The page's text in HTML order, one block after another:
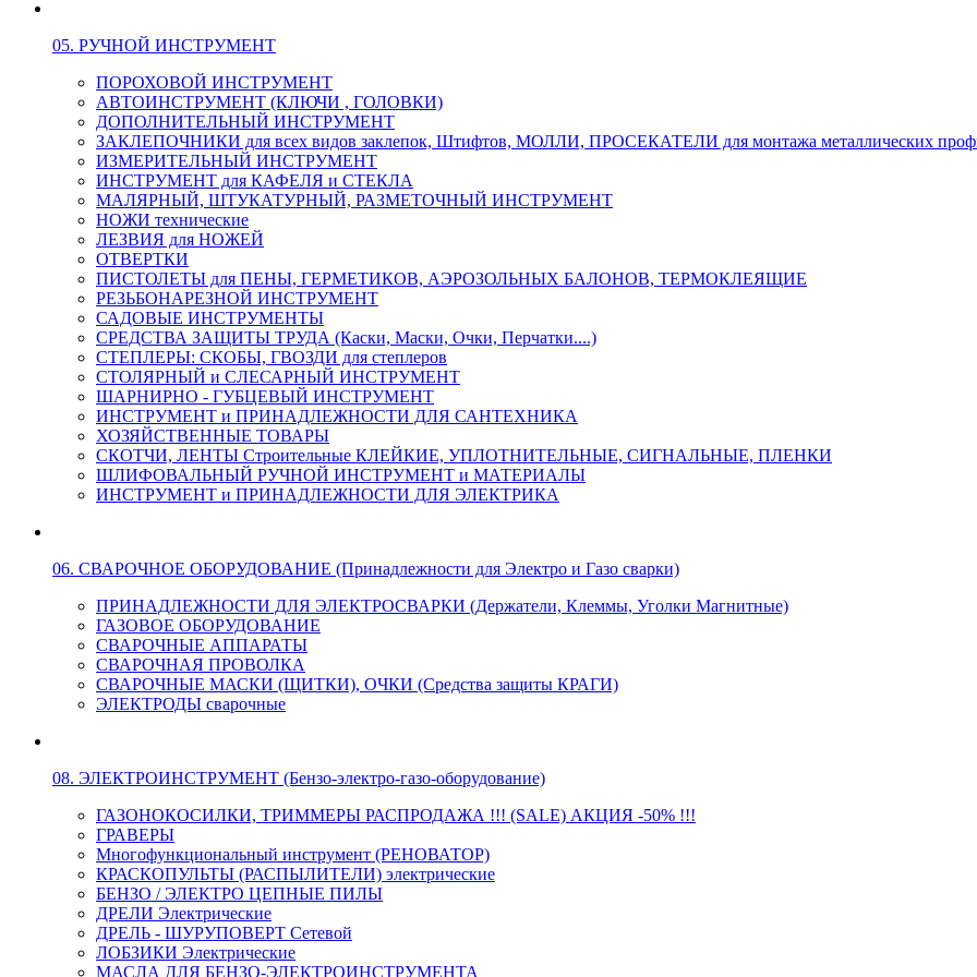
05. РУЧНОЙ ИНСТРУМЕНТ
ПОРОХОВОЙ ИНСТРУМЕНТ
АВТОИНСТРУМЕНТ (КЛЮЧИ , ГОЛОВКИ)
ДОПОЛНИТЕЛЬНЫЙ ИНСТРУМЕНТ
ЗАКЛЕПОЧНИКИ для всех видов заклепок, Штифтов, МОЛЛИ, ПРОСЕКАТЕЛИ для монтажа металлических
ИЗМЕРИТЕЛЬНЫЙ ИНСТРУМЕНТ
ИНСТРУМЕНТ для КАФЕЛЯ и СТЕКЛА
МАЛЯРНЫЙ, ШТУКАТУРНЫЙ, РАЗМЕТОЧНЫЙ ИНСТРУМЕНТ
НОЖИ технические
ЛЕЗВИЯ для НОЖЕЙ
ОТВЕРТКИ
ПИСТОЛЕТЫ для ПЕНЫ, ГЕРМЕТИКОВ, АЭРОЗОЛЬНЫХ БАЛОНОВ, ТЕРМОКЛЕЯЩИЕ
РЕЗЬБОНАРЕЗНОЙ ИНСТРУМЕНТ
САДОВЫЕ ИНСТРУМЕНТЫ
СРЕДСТВА ЗАЩИТЫ ТРУДА (Каски, Маски, Очки, Перчатки....)
СТЕПЛЕРЫ: СКОБЫ, ГВОЗДИ для степлеров
СТОЛЯРНЫЙ и СЛЕСАРНЫЙ ИНСТРУМЕНТ
ШАРНИРНО - ГУБЦЕВЫЙ ИНСТРУМЕНТ
ИНСТРУМЕНТ и ПРИНАДЛЕЖНОСТИ ДЛЯ САНТЕХНИКА
ХОЗЯЙСТВЕННЫЕ ТОВАРЫ
СКОТЧИ, ЛЕНТЫ Строительные КЛЕЙКИЕ, УПЛОТНИТЕЛЬНЫЕ, СИГНАЛЬНЫЕ, ПЛЕНКИ
ШЛИФОВАЛЬНЫЙ РУЧНОЙ ИНСТРУМЕНТ и МАТЕРИАЛЫ
ИНСТРУМЕНТ и ПРИНАДЛЕЖНОСТИ ДЛЯ ЭЛЕКТРИКА
06. СВАРОЧНОЕ ОБОРУДОВАНИЕ (Принадлежности для Электро и Газо сварки)
ПРИНАДЛЕЖНОСТИ ДЛЯ ЭЛЕКТРОСВАРКИ (Держатели, Клеммы, Уголки Магнитные)
ГАЗОВОЕ ОБОРУДОВАНИЕ
СВАРОЧНЫЕ АППАРАТЫ
СВАРОЧНАЯ ПРОВОЛКА
СВАРОЧНЫЕ МАСКИ (ЩИТКИ), ОЧКИ (Средства защиты КРАГИ)
ЭЛЕКТРОДЫ сварочные
08. ЭЛЕКТРОИНСТРУМЕНТ (Бензо-электро-газо-оборудование)
ГАЗОНОКОСИЛКИ, ТРИММЕРЫ РАСПРОДАЖА !!! (SALE) АКЦИЯ -50% !!!
ГРАВЕРЫ
Многофункциональный инструмент (РЕНОВАТОР)
КРАСКОПУЛЬТЫ (РАСПЫЛИТЕЛИ) электрические
БЕНЗО / ЭЛЕКТРО ЦЕПНЫЕ ПИЛЫ
ДРЕЛИ Электрические
ДРЕЛЬ - ШУРУПОВЕРТ Сетевой
ЛОБЗИКИ Электрические
МАСЛА ДЛЯ БЕНЗО-ЭЛЕКТРОИНСТРУМЕНТА